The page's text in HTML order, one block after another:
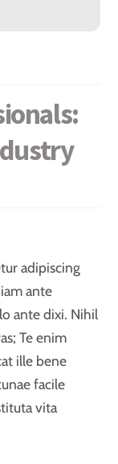
adipiscing
ante
ante dixi. Nihil
Te enim
ille bene
facile
vita